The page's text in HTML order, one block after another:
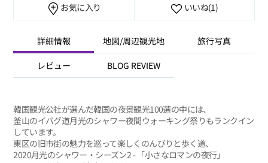
お気に入り いいね(1)
詳細情報 地図/周辺観光地 旅行写真
レビュー BLOG REVIEW
韓国観光公社が選んだ韓国の夜景観光100選の中には、
釜山のイバグ道月光のシャワー夜間ウォーキング祭りもランクイン
しています。
東区の旧市街の魅力を巡って楽しくのんびりと歩く道、
2020月光のシャワー・シーズン2 - 「小さなロマンの夜行」